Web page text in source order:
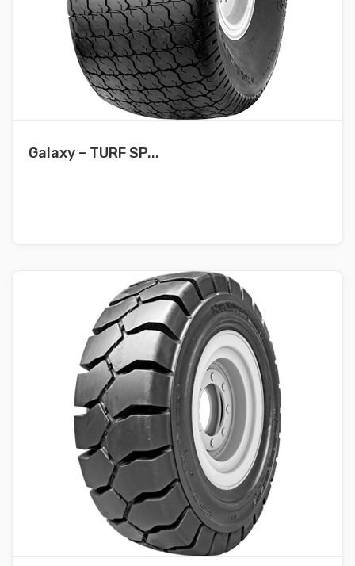
Galaxy – TURF SP...